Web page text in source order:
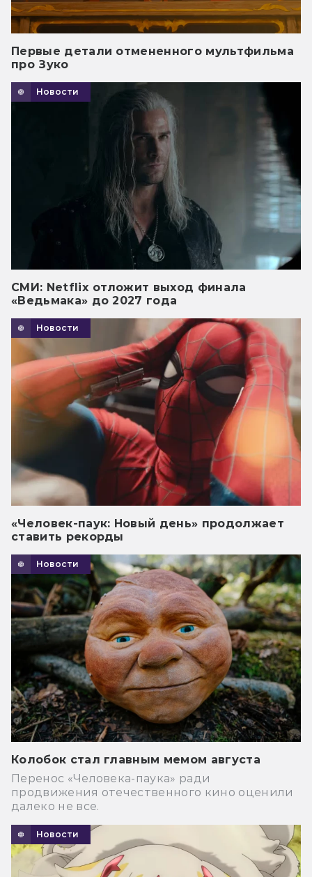
Первые детали отмененного мультфильма
про Зуко
Новости
СМИ: Netflix отложит выход финала
«Ведьмака» до 2027 года
Новости
«Человек-паук: Новый день» продолжает
ставить рекорды
Новости
Колобок стал главным мемом августа
Перенос «Человека-паука» ради
продвижения отечественного кино оценили
далеко не все.
Новости